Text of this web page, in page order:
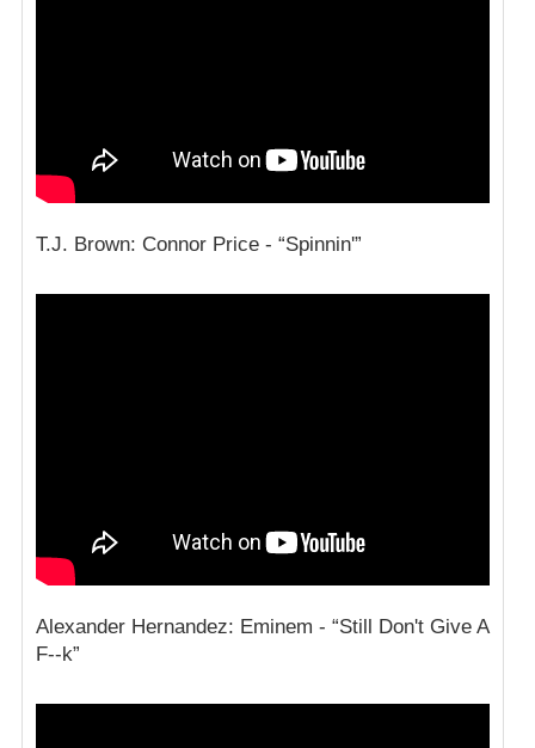
T.J. Brown: Connor Price - “Spinnin'”
Alexander Hernandez: Eminem - “Still Don't Give A
F--k”